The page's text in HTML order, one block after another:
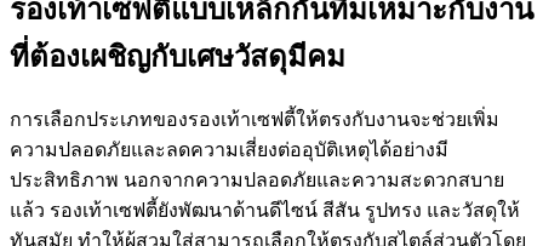
รองเท้าเซฟตี้แบบเหล็กกันทิ่มเหมาะกับงาน
ที่ต้องเผชิญกับเศษวัสดุมีคม
การเลือกประเภทของรองเท้าเซฟตี้ให้ตรงกับงานจะช่วยเพิ่ม
ความปลอดภัยและลดความเสี่ยงต่ออุบัติเหตุได้อย่างมี
ประสิทธิภาพ นอกจากความปลอดภัยและความสะดวกสบาย
แล้ว รองเท้าเซฟตี้ยังพัฒนาด้านดีไซน์ สีสัน รูปทรง และวัสดุให้
ทันสมัย ทำให้ผู้สวมใส่สามารถเลือกให้ตรงกับสไตล์ส่วนตัวโดย